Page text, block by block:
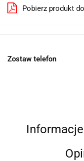
Pobierz produkt
Zostaw telefon